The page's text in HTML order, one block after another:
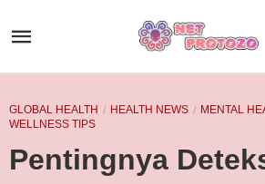
GLOBAL HEALTH HEALTH NEWS
MENTAL
WELLNESS TIPS
Pentingnya